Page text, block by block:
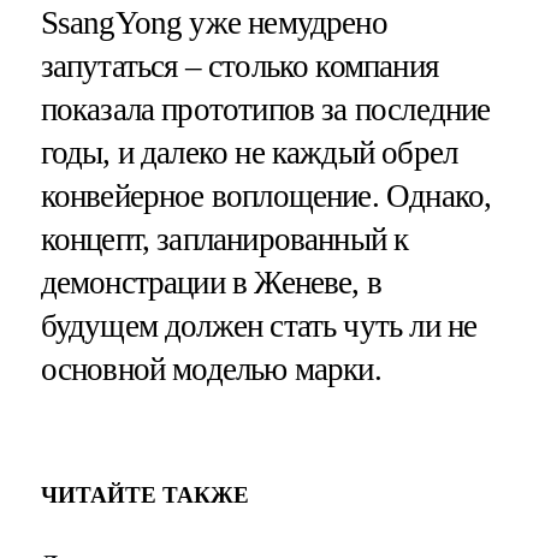
SsangYong уже немудрено
запутаться – столько компания
показала прототипов за последние
годы, и далеко не каждый обрел
конвейерное воплощение. Однако,
концепт, запланированный к
демонстрации в Женеве, в
будущем должен стать чуть ли не
основной моделью марки.
ЧИТАЙТЕ ТАКЖЕ